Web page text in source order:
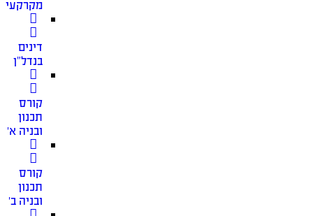
מקרקעין
דינים
בנדל”ן
קורס
תכנון
ובניה א׳
קורס
תכנון
ובניה ב׳